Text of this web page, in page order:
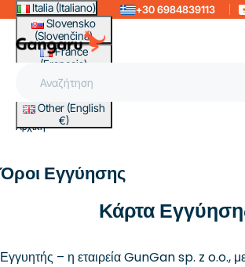
Italia (Italiano)
Slovensko
(Slovenčina)
France
(Français)
Magyarország
(Magyar)
Other (English
€)
+30 6984839113
Αρχική
Όροι Εγγύησης
Κάρτα
Εγγυητής – η εταιρεία GunGan sp. z o.o.,